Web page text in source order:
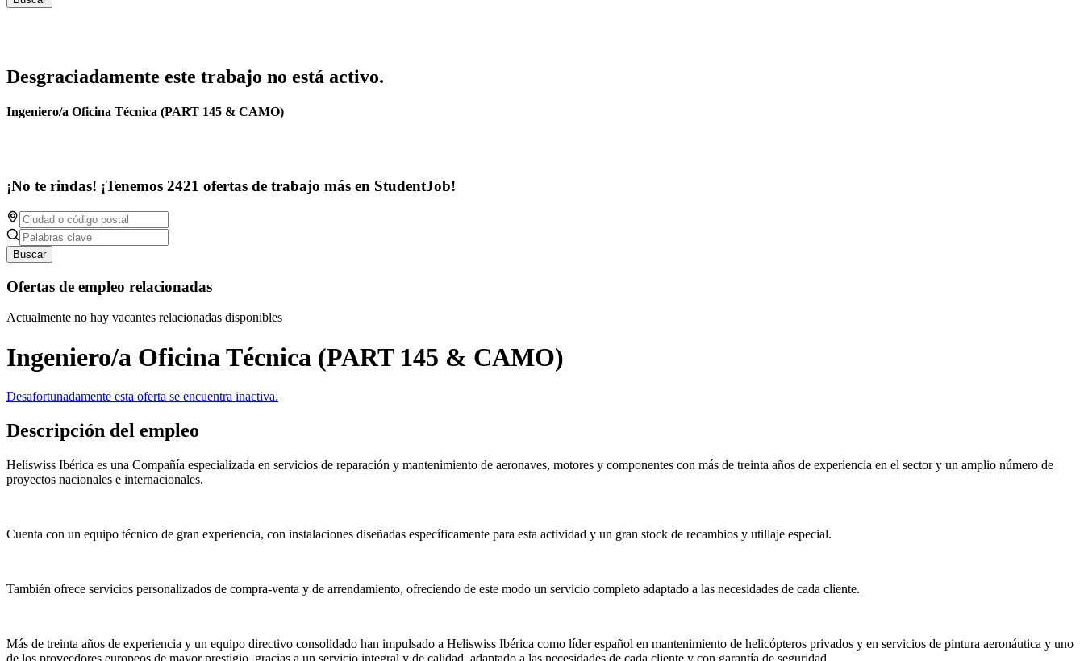
Desgraciadamente este trabajo no está activo.
Ingeniero/a Oficina Técnica (PART 145 & CAMO)
¡No te rindas! ¡Tenemos 2421 ofertas de trabajo más en StudentJob!
Buscar
Ofertas de empleo relacionadas
Actualmente no hay vacantes relacionadas disponibles
Ingeniero/a Oficina Técnica (PART 145 & CAMO)
Desafortunadamente esta oferta se encuentra inactiva.
Descripción del empleo
Heliswiss Ibérica es una Compañía especializada en servicios de reparación y mantenimiento de aeronaves, motores y componentes con más de treinta años de experiencia en el sector y un amplio número de
proyectos nacionales e internacionales.
Cuenta con un equipo técnico de gran experiencia, con instalaciones diseñadas específicamente para esta actividad y un gran stock de recambios y utillaje especial.
También ofrece servicios personalizados de compra-venta y de arrendamiento, ofreciendo de este modo un servicio completo adaptado a las necesidades de cada cliente.
Más de treinta años de experiencia y un equipo directivo consolidado han impulsado a Heliswiss Ibérica como líder español en mantenimiento de helicópteros privados y en servicios de pintura aeronáutica y uno
de los proveedores europeos de mayor prestigio, gracias a un servicio integral y de calidad, adaptado a las necesidades de cada cliente y con garantía de seguridad.